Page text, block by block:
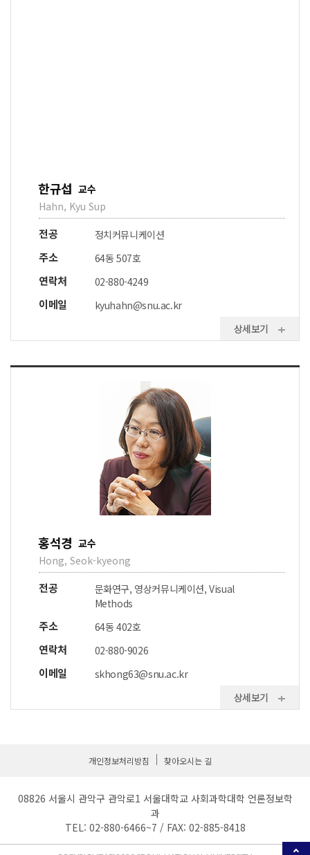
한규섭 교수
Hahn, Kyu Sup
전공 정치커뮤니케이션
주소 64동 507호
연락처 02-880-4249
이메일
kyuhahn@snu.ac.kr
상세보기
홍석경 교수
Hong, Seok-kyeong
전공
문화연구, 영상커뮤니케이션, Visual
Methods
주소 64동 402호
연락처 02-880-9026
이메일
skhong63@snu.ac.kr
상세보기
개인정보처리방침 찾아오시는 길
08826 서울시 관악구 관악로1 서울대학교 사회과학대학 언론정보학
과
TEL: 02-880-6466~7 / FAX: 02-885-8418